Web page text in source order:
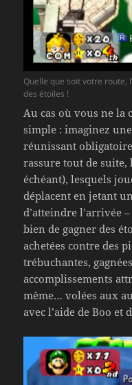
Quelle que soit votre route,
des étoiles !
Au cas où vous ne la
simple : imaginez
réunissant
rassure tout de suite,
échéant), lesquels
déplacent en jetant
d’atteindre l’arrivée
bien de gagner des
achetées contre des
trébuchantes,
accomplissements
même… volées aux
avec l’aide de Boo et